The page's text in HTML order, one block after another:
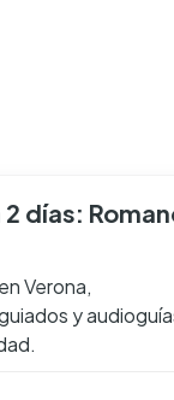
días:
Verona,
y